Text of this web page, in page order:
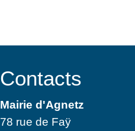
Contacts
Mairie d'Agnetz
78 rue de Faÿ